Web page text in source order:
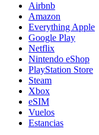
Airbnb
Amazon
Everything Apple
Google Play
Netflix
Nintendo eShop
PlayStation Store
Steam
Xbox
eSIM
Vuelos
Estancias